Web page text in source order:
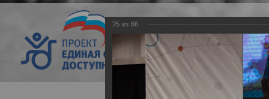
Версия для
25 из 66